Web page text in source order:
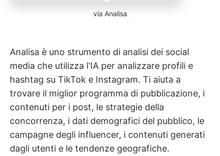
via Analisa
Analisa è uno strumento di analisi dei social
media che utilizza l'IA per analizzare profili e
hashtag su TikTok e Instagram. Ti aiuta a
trovare il miglior programma di pubblicazione, i
contenuti per i post, le strategie della
concorrenza, i dati demografici del pubblico, le
campagne degli influencer, i contenuti generati
dagli utenti e le tendenze geografiche.